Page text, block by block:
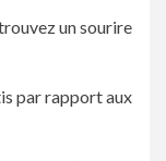
un sourire
par rapport aux